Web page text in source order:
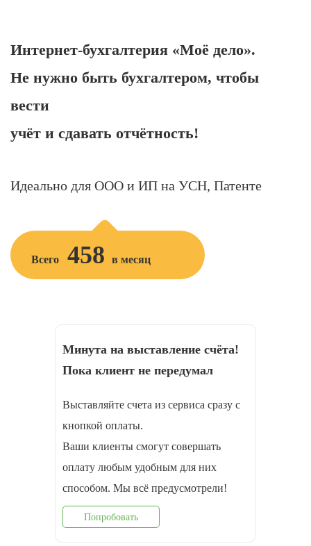
Интернет-бухгалтерия «Моё дело».
Не нужно быть бухгалтером, чтобы
вести
учёт и сдавать отчётность!
Идеально для ООО и ИП на УСН, Патенте
Всего 458 в месяц
Минута на выставление счёта!
Пока клиент не передумал
Выставляйте счета из сервиса сразу с
кнопкой оплаты.
Ваши клиенты смогут совершать
оплату любым удобным для них
способом. Мы всё предусмотрели!
Попробовать